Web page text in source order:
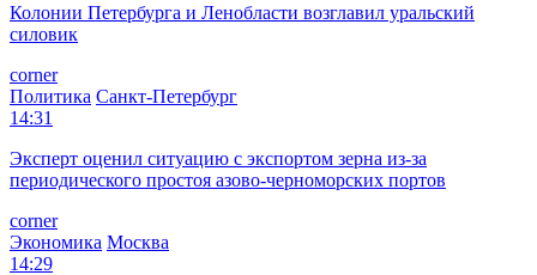
Колонии Петербурга и Ленобласти возглавил уральский
силовик
corner
Политика Санкт-Петербург
14:31
Эксперт оценил ситуацию с экспортом зерна из-за
периодического простоя азово-черноморских портов
corner
Экономика Москва
14:29